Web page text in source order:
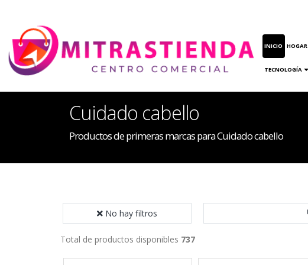
INICIO HOGAR
TECNOLOGÍA
Cuidado cabello
Productos de primeras marcas para Cuidado cabello
No hay filtros
Total de productos disponibles 737